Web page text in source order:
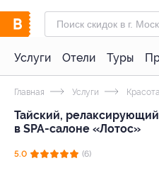
Услуги Отели Туры
Главная Услуги Красота
Тайский,
в SPA-салоне «Лотос»
5.0 (6)